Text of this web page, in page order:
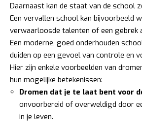
Daarnaast kan de staat van de school
Een vervallen school kan bijvoorbeeld
verwaarloosde talenten of een gebrek
Een moderne, goed onderhouden
duiden op een gevoel van controle en
Hier zijn enkele voorbeelden van
hun mogelijke betekenissen:
Dromen dat je te laat bent voor
onvoorbereid of overweldigd door
in je leven.